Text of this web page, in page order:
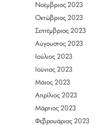
Νοέμβριος 2023
Οκτώβριος 2023
Σεπτέμβριος 2023
Αύγουστος 2023
Ιούλιος 2023
Ιούνιος 2023
Μάιος 2023
Απρίλιος 2023
Μάρτιος 2023
Φεβρουάριος 2023